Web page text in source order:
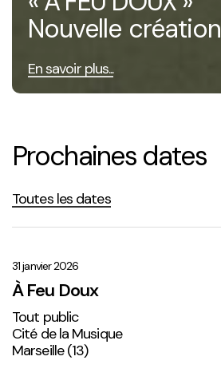
Nouvelle création
En savoir plus...
Prochaines dates
Toutes les dates
Doux
31 janvier 2026
À Feu Doux
Tout public
Cité de la Musique
Marseille (13)